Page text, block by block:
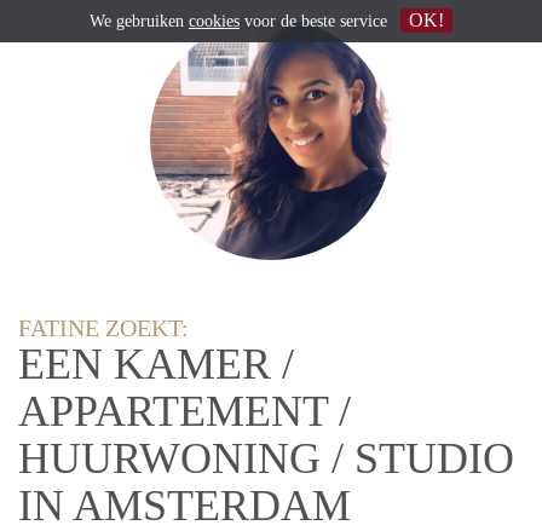
FATINE ZOEKT:
EEN KAMER /
APPARTEMENT /
HUURWONING / STUDIO
IN AMSTERDAM
We gebruiken cookies voor de beste service OK!